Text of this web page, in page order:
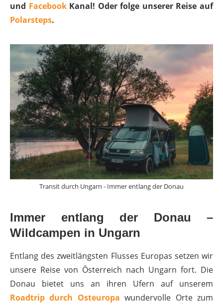
und FacebookKanal! Oder folge unserer Reise auf
Polarsteps.
Transit durch Ungarn - Immer entlang der Donau
Immer entlang der Donau –
Wildcampen in Ungarn
Entlang des zweitlängsten Flusses Europas setzen wir
unsere Reise von Österreich nach Ungarn fort. Die
Donau bietet uns an ihren Ufern auf unserem
Roadtrip durch Osteuropa wundervolle Orte zum